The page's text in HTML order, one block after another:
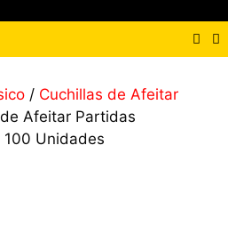
/ Cuchillas de Afeitar
Afeitar Partidas
100 Unidades